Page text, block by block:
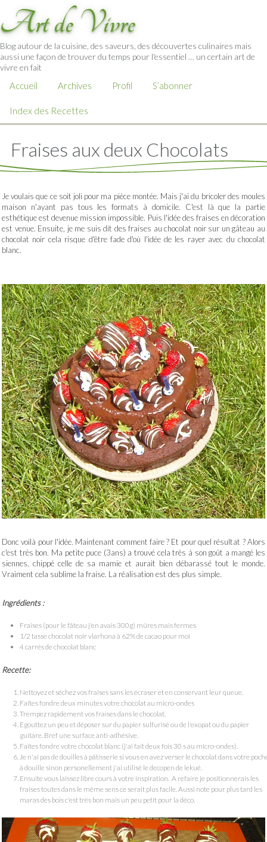
Art de Vivre
Blog autour de la cuisine, des saveurs, des découvertes culinaires mais
aussi une façon de trouver du temps pour l'essentiel … un certain art de
vivre en fait
Accueil Archives Profil S’abonner
Index des Recettes
Fraises aux deux Chocolats
Je voulais que ce soit joli pour ma pièce montée. Mais j'ai du bricoler des moules
maison n'ayant pas tous les formats à domicile. C'est là que la partie
esthétique est devenue mission impossible. Puis l'idée des fraises en décoration
est venue. Ensuite, je me suis dit des fraises au chocolat noir sur un gâteau au
chocolat noir cela risque d'être fade d'où l'idée de les rayer avec du chocolat
blanc.
Donc voilà pour l'idée. Maintenant comment faire ? Et pour quel résultat ? Alors
c'est très bon. Ma petite puce (3ans) a trouvé cela très à son goût a mangé les
siennes, chippé celle de sa mamie et aurait bien débarassé tout le monde.
Vraiment cela sublime la fraise. La réalisation est des plus simple.
Ingrédients :
Fraises (pour le fâteau j'en avais 300g) mûres mais fermes
1/2 tasse chocolat noir vlarhona à 62% de cacao pour moi
4 carrés de chocolat blanc
Recette:
Nettoyez et séchez vos fraises sans les écraser et en conservant leur queue.
Faîtes fondre deux minutes votre chocolat au micro-ondes
Trempez rapidement vos fraises dans le chocolat.
Egouttez un peu et déposer sur du papier sulfurisé ou de l'exopat ou du papier
guitare. Bref une surface anti-adhésive.
Faîtes fondre votre chocolat blanc (j'ai fait deux fois 30 s au micro-ondes).
Je n'ai pas de douilles à pâtisserie si vous en avez verser le chocolat dans votre
à douille sinon personellement j'ai utilisé le decopen de lekué.
Ensuite vous laissez libre cours à votre inspiration. A refaire je positionnerais les
fraises toutes dans le même sens ce serait plus facile. Aussi note pour plus tard les
maras des bois c'est très bon mais un peu petit pour la déco.